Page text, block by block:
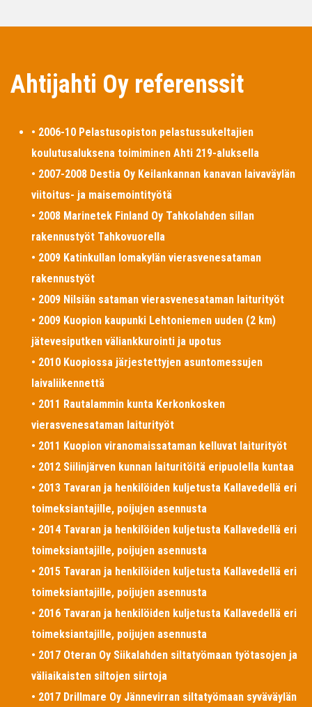
Ahtijahti Oy referenssit
• 2006-10 Pelastusopiston pelastussukeltajien
koulutusaluksena toimiminen Ahti 219-aluksella
• 2007-2008 Destia Oy Keilankannan kanavan laivaväylän
viitoitus- ja maisemointityötä
• 2008 Marinetek Finland Oy Tahkolahden sillan
rakennustyöt Tahkovuorella
• 2009 Katinkullan lomakylän vierasvenesataman
rakennustyöt
• 2009 Nilsiän sataman vierasvenesataman laiturityöt
• 2009 Kuopion kaupunki Lehtoniemen uuden (2 km)
jätevesiputken väliankkurointi ja upotus
• 2010 Kuopiossa järjestettyjen asuntomessujen
laivaliikennettä
• 2011 Rautalammin kunta Kerkonkosken
vierasvenesataman laiturityöt
• 2011 Kuopion viranomaissataman kelluvat laiturityöt
• 2012 Siilinjärven kunnan laituritöitä eripuolella kuntaa
• 2013 Tavaran ja henkilöiden kuljetusta Kallavedellä eri
toimeksiantajille, poijujen asennusta
• 2014 Tavaran ja henkilöiden kuljetusta Kallavedellä eri
toimeksiantajille, poijujen asennusta
• 2015 Tavaran ja henkilöiden kuljetusta Kallavedellä eri
toimeksiantajille, poijujen asennusta
• 2016 Tavaran ja henkilöiden kuljetusta Kallavedellä eri
toimeksiantajille, poijujen asennusta
• 2017 Oteran Oy Siikalahden siltatyömaan työtasojen ja
väliaikaisten siltojen siirtoja
• 2017 Drillmare Oy Jännevirran siltatyömaan syväväylän